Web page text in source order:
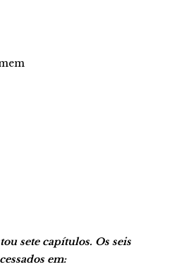
sete capítulos. Os seis
em: